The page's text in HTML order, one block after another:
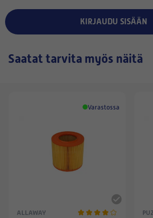
KIRJAUDU SISÄÄN
Saatat tarvita myös näitä
Varastossa
ALLAWAY